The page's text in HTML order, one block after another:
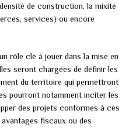
de construction, la mixité
services) ou encore
rôle clé à jouer dans la mise en
seront chargées de définir les
du territoire qui permettront
pourront notamment inciter les
des projets conformes à ces
fiscaux ou des